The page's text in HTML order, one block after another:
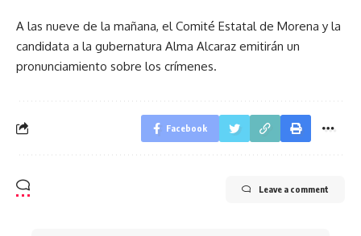
A las nueve de la mañana, el Comité Estatal de Morena y la
candidata a la gubernatura Alma Alcaraz emitirán un
pronunciamiento sobre los crímenes.
Facebook
Leave a comment